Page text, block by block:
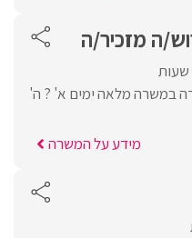
ה מזכיר/ה
במשרה מלאה ימים א' ? ה'
מידע על המשרה